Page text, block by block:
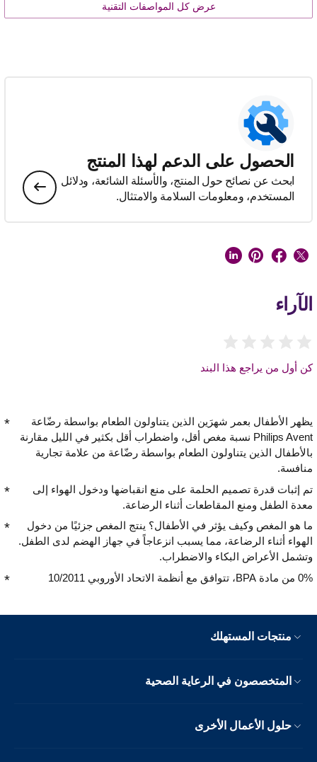
عرض كل المواصفات التقنية
الحصول على الدعم لهذا المنتج
ابحث عن نصائح حول المنتج، والأسئلة الشائعة، ودلائل
المستخدم، ومعلومات السلامة والامتثال.
الآراء
كن أول من يراجع هذا البند
يظهر الأطفال بعمر شهرَين الذين يتناولون الطعام بواسطة رضّاعة
Philips Avent نسبة مغص أقل، واضطراب أقل بكثير في الليل مقارنة
بالأطفال الذين يتناولون الطعام بواسطة رضّاعة من علامة تجارية
منافسة.
تم إثبات قدرة تصميم الحلمة على منع انقباضها ودخول الهواء إلى
معدة الطفل ومنع المقاطعات أثناء الرضاعة.
ما هو المغص وكيف يؤثر في الأطفال؟ ينتج المغص جزئيًا من دخول
الهواء أثناء الرضاعة، مما يسبب انزعاجاً في جهاز الهضم لدى الطفل.
وتشمل الأعراض البكاء والاضطراب.
0% من مادة BPA، تتوافق مع أنظمة الاتحاد الأوروبي 10/2011
منتجات المستهلك
المتخصصون في الرعاية الصحية
حلول الأعمال الأخرى